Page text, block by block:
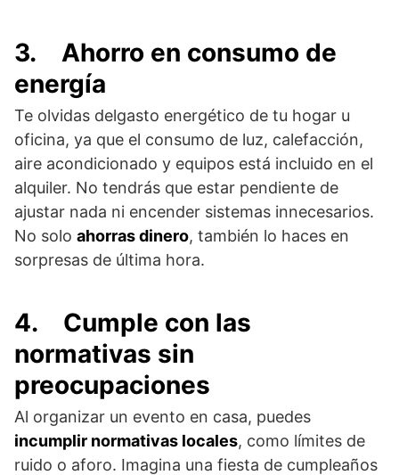
3. Ahorro en consumo de
energía
Te olvidas delgasto energético de tu hogar u
oficina, ya que el consumo de luz, calefacción,
aire acondicionado y equipos está incluido en el
alquiler. No tendrás que estar pendiente de
ajustar nada ni encender sistemas innecesarios.
No solo ahorras dinero, también lo haces en
sorpresas de última hora.
4. Cumple con las
normativas sin
preocupaciones
Al organizar un evento en casa, puedes
incumplir normativas locales, como límites de
ruido o aforo. Imagina una fiesta de cumpleaños